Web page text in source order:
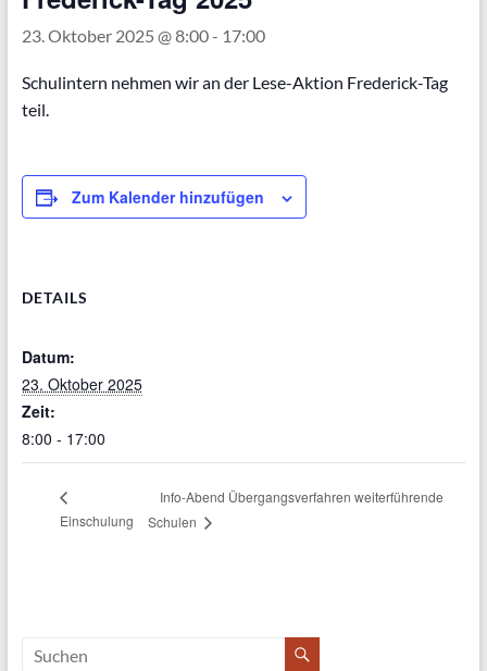
23. Oktober 2025 @ 8:00- 17:00
Schulintern nehmen wir an der Lese-Aktion Frederick-Tag
teil.
Zum Kalender hinzufügen
DETAILS
Datum:
23. Oktober 2025
Zeit:
8:00 - 17:00
Einschulung
Info-Abend Übergangsverfahren weiterführende
Schulen